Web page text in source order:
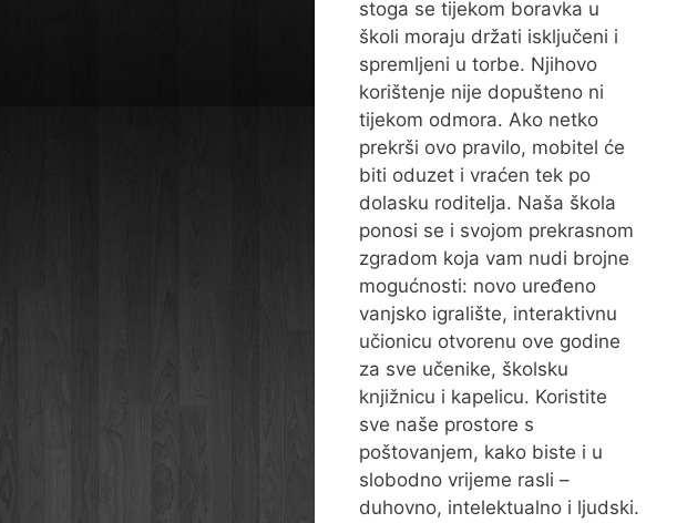
stoga se tijekom boravka u
školi moraju držati isključeni i
spremljeni u torbe. Njihovo
korištenje nije dopušteno ni
tijekom odmora. Ako netko
prekrši ovo pravilo, mobitel će
biti oduzet i vraćen tek po
dolasku roditelja. Naša škola
ponosi se i svojom prekrasnom
zgradom koja vam nudi brojne
mogućnosti: novo uređeno
vanjsko igralište, interaktivnu
učionicu otvorenu ove godine
za sve učenike, školsku
knjižnicu i kapelicu. Koristite
sve naše prostore s
poštovanjem, kako biste i u
slobodno vrijeme rasli –
duhovno, intelektualno i ljudski.